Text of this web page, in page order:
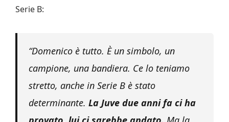
Serie B:
“Domenico è tutto. È un simbolo, un
campione, una bandiera. Ce lo teniamo
stretto, anche in Serie B è stato
determinante. La Juve due anni fa ci ha